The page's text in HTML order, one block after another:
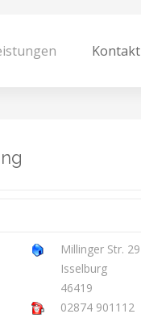
Kontakt
Millinger Str. 29
Isselburg
46419
02874 901112